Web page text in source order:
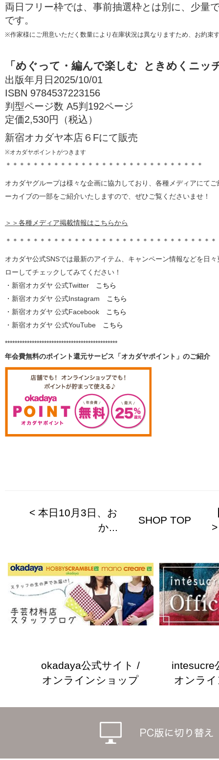
両日フリー枠では、事前抽選枠とは別に、少量
です。
※作家様にご用意いただく数量により在庫状況は異なりますため、お約束
「めぐって・編んで楽しむ ときめくニッ
出版年月日2025/10/01
ISBN 9784537223156
判型ページ数 A5判192ページ
定価2,530円（税込）
新宿オカダヤ本店６Fにて販売
※オカダヤポイントがつきます
＊＊＊＊＊＊＊＊＊＊＊＊＊＊＊＊＊＊＊＊＊＊＊＊＊＊＊＊＊
オカダヤグループは様々な企画に協力しており、各種メディアにて
ーカイブの一部をご紹介いたしますので、ぜひご覧くださいませ！
＞＞各種メディア掲載情報はこちらから
＊＊＊＊＊＊＊＊＊＊＊＊＊＊＊＊＊＊＊＊＊＊＊＊＊＊＊＊＊＊＊
オカダヤ公式SNSでは最新のアイテム、キャンペーン情報などを日
ローしてチェックしてみてください！
・新宿オカダヤ 公式Twitter
こちら
・新宿オカダヤ 公式Instagram
こちら
・新宿オカダヤ 公式Facebook
こちら
・新宿オカダヤ 公式YouTube
こちら
**********************************************
年会費無料のポイント還元サービス「オカダヤポイント」のご紹介
< 本日10月3日、お
か...
SHOP TOP
>
okadaya公式サイト /
オンラインショップ
intesucre
オンラ